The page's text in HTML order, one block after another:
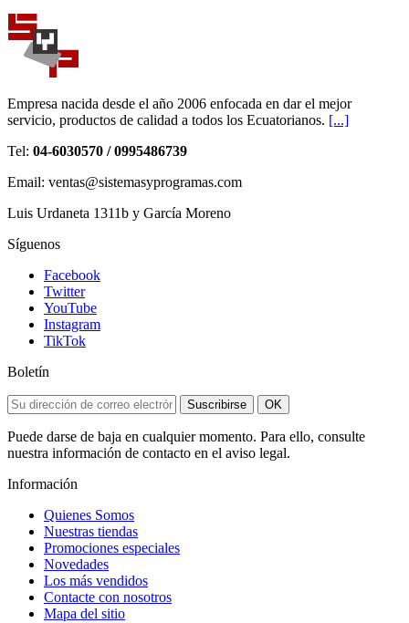
Empresa nacida desde el año 2006 enfocada en dar el mejor
servicio, productos de calidad a todos los Ecuatorianos. [...]
Tel: 04-6030570 / 0995486739
Email: ventas@sistemasyprogramas.com
Luis Urdaneta 1311b y García Moreno
Síguenos
Facebook
Twitter
YouTube
Instagram
TikTok
Boletín
Suscribirse OK
Puede darse de baja en cualquier momento. Para ello, consulte
nuestra información de contacto en el aviso legal.
Información
Quienes Somos
Nuestras tiendas
Promociones especiales
Novedades
Los más vendidos
Contacte con nosotros
Mapa del sitio